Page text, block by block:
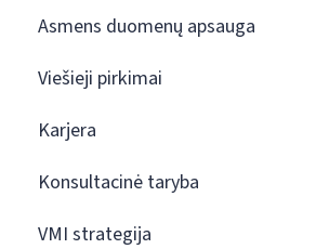
Asmens duomenų apsauga
Viešieji pirkimai
Karjera
Konsultacinė taryba
VMI strategija